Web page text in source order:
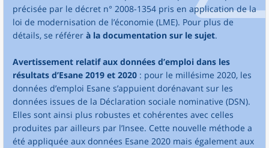
précisée par le décret n° 2008-1354 pris en application de la
loi de modernisation de l’économie (LME). Pour plus de
détails, se référer à la documentation sur le sujet.
Avertissement relatif aux données d’emploi dans les
résultats d’Esane 2019 et 2020 : pour le millésime 2020, les
données d’emploi Esane s’appuient dorénavant sur les
données issues de la Déclaration sociale nominative (DSN).
Elles sont ainsi plus robustes et cohérentes avec celles
produites par ailleurs par l’Insee. Cette nouvelle méthode a
été appliquée aux données Esane 2020 mais également aux